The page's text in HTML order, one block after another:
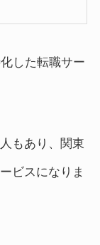
した転職サー
もあり、関東
ビスになりま